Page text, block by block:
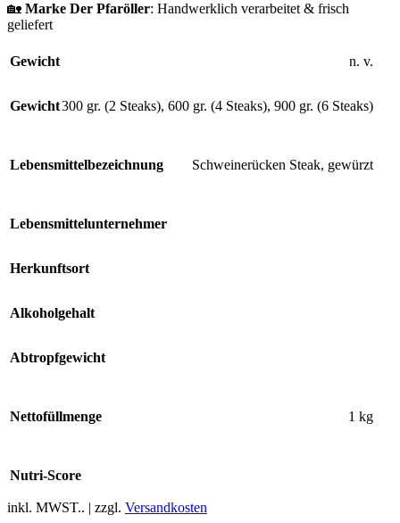
🏡 Marke Der Pfaröller: Handwerklich verarbeitet & frisch
geliefert
Gewicht n. v.
Gewicht300 gr. (2 Steaks), 600 gr. (4 Steaks), 900 gr. (6 Steaks)
Lebensmittelbezeichnung Schweinerücken Steak, gewürzt
Lebensmittelunternehmer
Herkunftsort
Alkoholgehalt
Abtropfgewicht
Nettofüllmenge 1 kg
Nutri-Score
inkl. MWST.. | zzgl. Versandkosten